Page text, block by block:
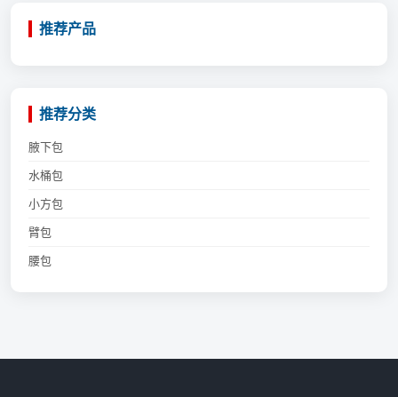
推荐产品
推荐分类
腋下包
水桶包
小方包
臂包
腰包